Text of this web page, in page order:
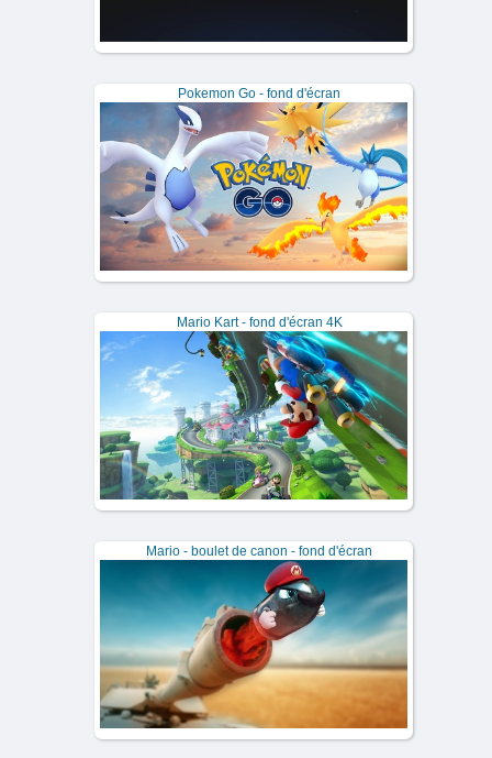
Pokemon Go - fond d'écran
Mario Kart - fond d'écran 4K
Mario - boulet de canon - fond d'écran